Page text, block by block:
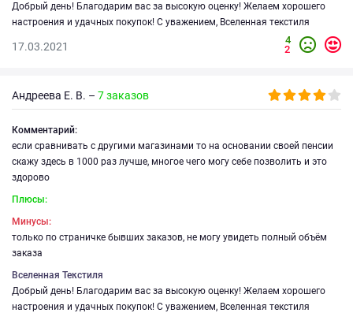
Добрый день! Благодарим вас за высокую оценку! Желаем хорошего
настроения и удачных покупок! С уважением, Вселенная текстиля
17.03.2021
4
2
Андреева Е. В. – 7 заказов
Комментарий:
если сравнивать с другими магазинами то на основании своей пенсии
скажу здесь в 1000 раз лучше, многое чего могу себе позволить и это
здорово
Плюсы:
Минусы:
только по страничке бывших заказов, не могу увидеть полный объём
заказа
Вселенная Текстиля
Добрый день! Благодарим вас за высокую оценку! Желаем хорошего
настроения и удачных покупок! С уважением, Вселенная текстиля